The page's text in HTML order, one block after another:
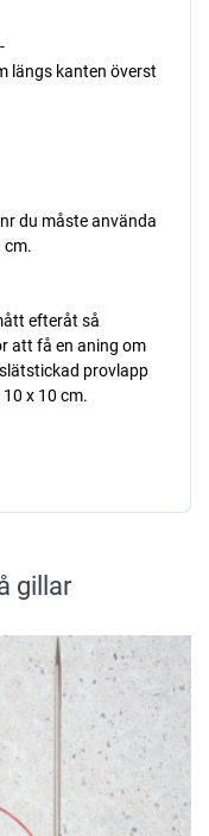
längs kanten överst
du måste använda
cm.
efteråt så
att få en aning om
provlapp
x 10 cm.
gillar